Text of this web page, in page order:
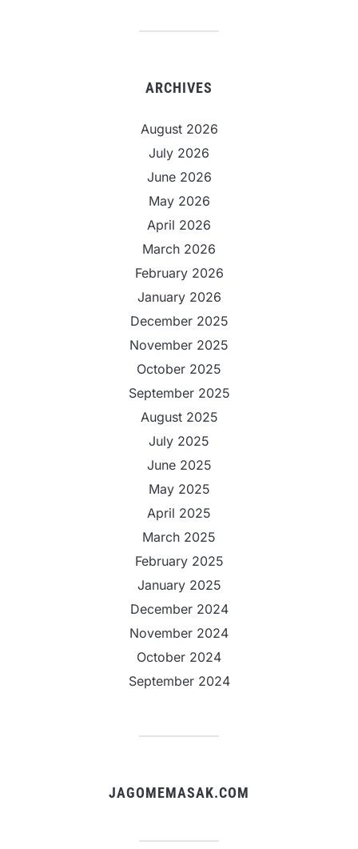
ARCHIVES
August 2026
July 2026
June 2026
May 2026
April 2026
March 2026
February 2026
January 2026
December 2025
November 2025
October 2025
September 2025
August 2025
July 2025
June 2025
May 2025
April 2025
March 2025
February 2025
January 2025
December 2024
November 2024
October 2024
September 2024
JAGOMEMASAK.COM